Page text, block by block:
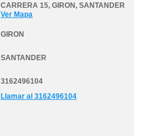
CARRERA 15, GIRON , SANTANDER
Ver Mapa
GIRON
SANTANDER
3162496104
Llamar al 3162496104